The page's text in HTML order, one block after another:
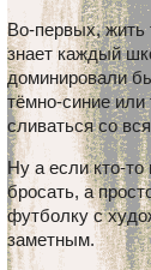
Во-первых, жить
знает каждый
доминировали
тёмно-синие
сливаться со
Ну а если кто-
бросать, а
футболку с
заметным.